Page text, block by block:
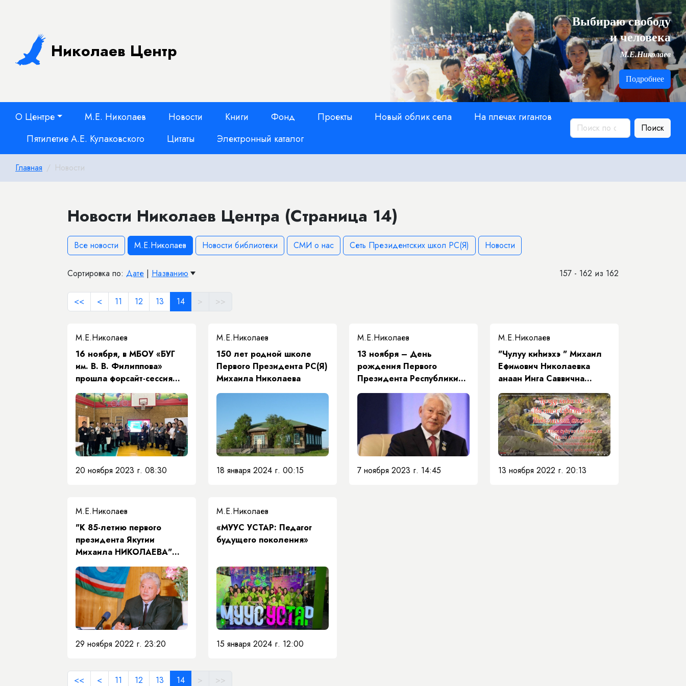
Николаев Центр
Выбираю свободу
и человека
М.Е.Николаев
Подробнее
О Центре М.Е. Николаев Новости Книги Фонд Проекты Новый облик села
На плечах гигантов
Пятилетие А.Е. Кулаковского
Цитаты Электронный каталог
Поиск
Главная Новости
Новости Николаев Центра (Страница 14)
Все новости М.Е.Николаев Новости библиотеки СМИ о нас Сеть Президентских школ РС(Я) Новости
Сортировка по: Дате | Названию 157 - 162 из 162
<< < 11 12 13 14 > >>
М.Е.Николаев
16 ноября, в МБОУ «БУГ
им. В. В. Филиппова»
прошла форсайт-сессия
"Идеи. Инновации.
Инициативы",
посвященная неделе
Первого Президента
Республики Саха (Якутия)
Михаила Ефимовича
Николаева.
20 ноября 2023 г. 08:30
М.Е.Николаев
150 лет родной школе
Первого Президента РС(Я)
Михаила Николаева
18 января 2024 г. 00:15
М.Е.Николаев
13 ноября – День
рождения Первого
Президента Республики
Саха (Якутия) Михаила
Ефимовича Николаева -
День инноваций в
Республике Саха (Якутия)
7 ноября 2023 г. 14:45
М.Е.Николаев
"Чулуу киhиэхэ " Михаил
Ефимович Николаевка
анаан Инга Саввична
Константинова хоһооно
13 ноября 2022 г. 20:13
М.Е.Николаев
"К 85-летию первого
президента Якутии
Михаила НИКОЛАЕВА"
статья Ирины
ПАРНИКОВОЙ
29 ноября 2022 г. 23:20
М.Е.Николаев
«МУУС УСТАР: Педагог
будущего поколения»
15 января 2024 г. 12:00
<< < 11 12 13 14 > >>